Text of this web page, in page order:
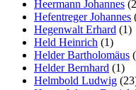
Heermann Johannes
Hefentreger Johannes
Hegenwalt Erhard (1)
Held Heinrich (1)
Helder Bartholomäus
Helder Bernhard (1)
Helmbold Ludwig